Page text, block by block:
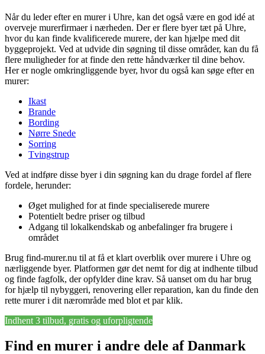
Når du leder efter en murer i Uhre, kan det også være en god idé at
overveje murerfirmaer i nærheden. Der er flere byer tæt på Uhre,
hvor du kan finde kvalificerede murere, der kan hjælpe med dit
byggeprojekt. Ved at udvide din søgning til disse områder, kan du få
flere muligheder for at finde den rette håndværker til dine behov.
Her er nogle omkringliggende byer, hvor du også kan søge efter en
murer:
Ikast
Brande
Bording
Nørre Snede
Sorring
Tvingstrup
Ved at indføre disse byer i din søgning kan du drage fordel af flere
fordele, herunder:
Øget mulighed for at finde specialiserede murere
Potentielt bedre priser og tilbud
Adgang til lokalkendskab og anbefalinger fra brugere i
området
Brug find-murer.nu til at få et klart overblik over murere i Uhre og
nærliggende byer. Platformen gør det nemt for dig at indhente tilbud
og finde fagfolk, der opfylder dine krav. Så uanset om du har brug
for hjælp til nybyggeri, renovering eller reparation, kan du finde den
rette murer i dit nærområde med blot et par klik.
Indhent 3 tilbud, gratis og uforpligtende
Find en murer i andre dele af Danmark